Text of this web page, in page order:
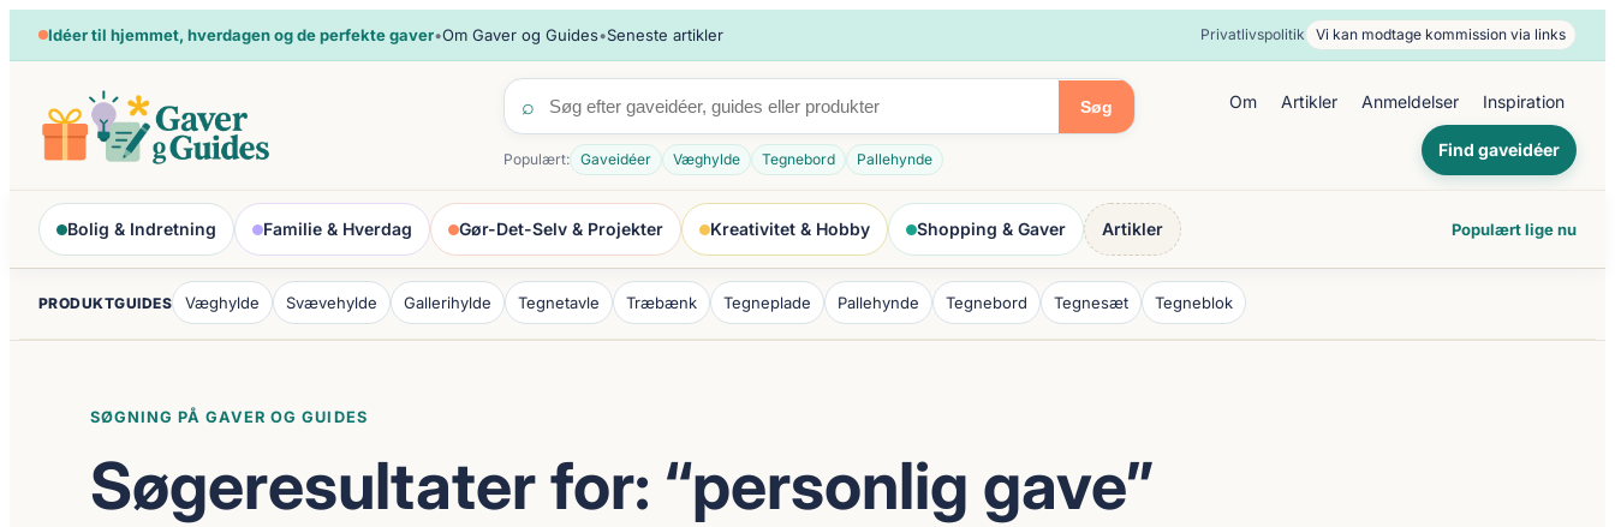
Spring
til
Idéer til hjemmet, hverdagen og de perfekte gaver•Om Gaver og Guides•Seneste artikler Privatlivspolitik Vi kan modtage kommission via links
⌕ Søg
Populært: Gaveidéer Væghylde Tegnebord Pallehynde
Om Artikler Anmeldelser Inspiration
Find gaveidéer
Bolig & Indretning Familie & Hverdag Gør-Det-Selv & Projekter Kreativitet & Hobby Shopping & Gaver Artikler Populært lige nu
PRODUKTGUIDES Væghylde Svævehylde Gallerihylde Tegnetavle Træbænk Tegneplade Pallehynde Tegnebord Tegnesæt Tegneblok
SØGNING PÅ GAVER OG GUIDES
Søgeresultater for: “personlig gave”